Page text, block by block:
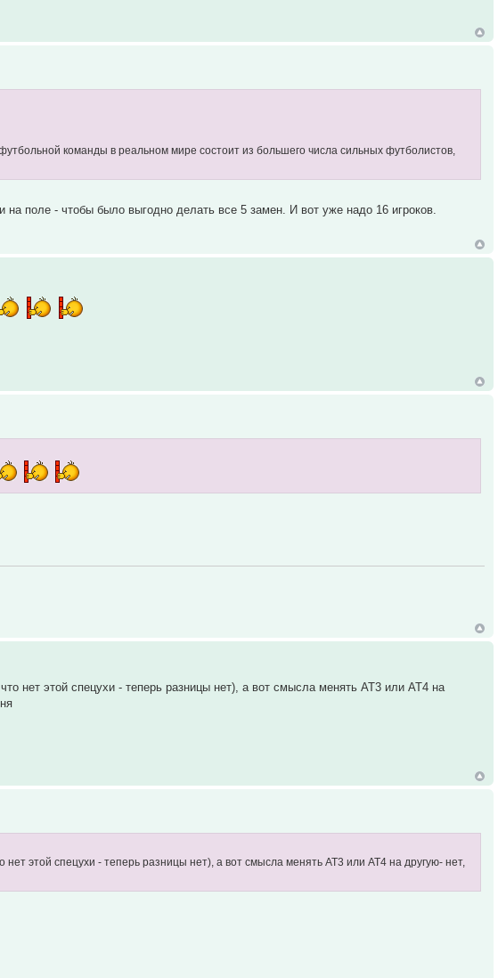
команды в реальном мире состоит из большего числа сильных футболистов,
поле - чтобы было выгодно делать все 5 замен. И вот уже надо 16 игроков.
нет этой спецухи - теперь разницы нет), а вот смысла менять АТ3 или АТ4 на
этой спецухи - теперь разницы нет), а вот смысла менять АТ3 или АТ4 на другую- нет,